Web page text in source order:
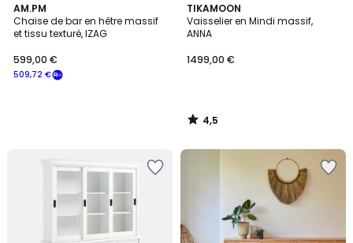
AM.PM
Chaise de bar en hêtre massif
et tissu texturé, IZAG
509,72 €
599,00 €
TIKAMOON
Vaisselier en Mindi massif,
ANNA
1499,00 €
4,5
/ 5
4,5
/